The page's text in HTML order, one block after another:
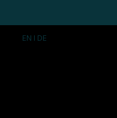
EN I DE